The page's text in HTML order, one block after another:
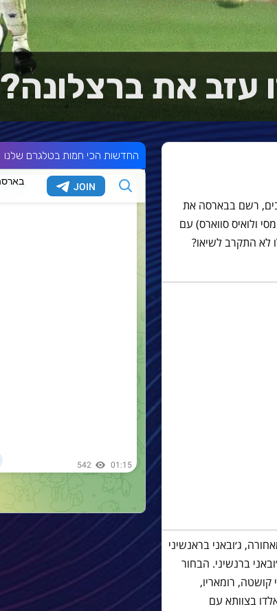
עזב את ברצלונה?
דה לימה, ׳אל פנומנו׳ שחוגג השבוע 40 אביבים, רשם בבארסה את
ולואיס סווארס) עם
לא התקרב לשיאו?
ג׳ובאני בראנשיני
ברנשיני. הבחור
את קאפו, רוי קושטה, רומאריו,
בצוותא עם
החדשות הכי חמות בטלגרם שלנו